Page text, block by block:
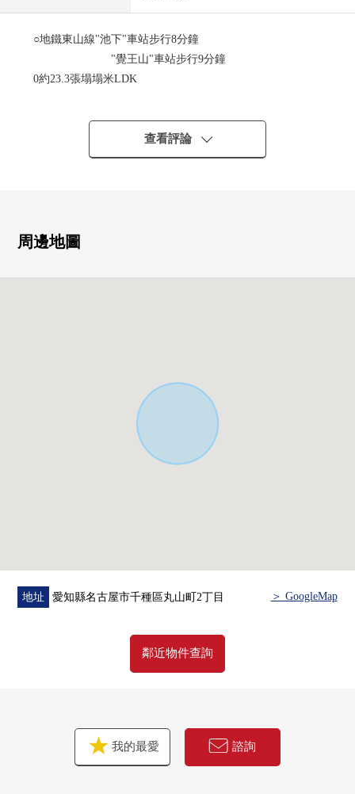
○地鐵東山線"池下"車站步行8分鐘
"覺王山"車站步行9分鐘
0約23.3張塌塌米LDK
○夾入禮堂的獨立的和式房間也來客時是容易支持的房型。
0走廊的寬度，被確保約1.2m，舒適是某一個設計。
0約12張塌塌米2樓主卧室被確保，東南的陽光良好。
[5月]
2台分鐘，車庫被設置。
0前面道路幅員，在約9.0m，正面寬度，約13.5m以及停車
位在空間方面很充裕，停車也順利。
0足夠的空白被在南側設定，客餐廳、和式房間、西式房間
查看評論
周邊地圖
地址 愛知縣名古屋市千種區丸山町2丁目 ＞ GoogleMap
鄰近物件查詢
我的最愛 諮詢